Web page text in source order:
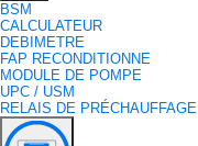
BSM
CALCULATEUR
DEBIMETRE
FAP RECONDITIONNE
MODULE DE POMPE
UPC / USM
RELAIS DE PRÉCHAUFFAGE